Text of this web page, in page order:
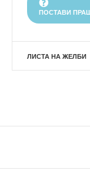
ПОСТАВИ
ЛИСТА НА ЖЕЛБИ